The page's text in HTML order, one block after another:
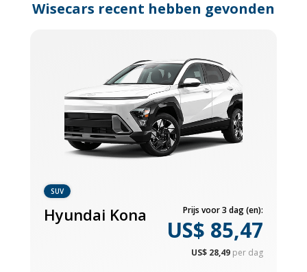
Wisecars recent hebben gevonden
SUV
Hyundai Kona Prijs voor 3 dag (en):
US$ 85,47
US$ 28,49 per dag